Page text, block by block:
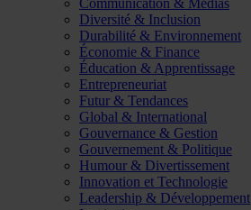
Communication & Médias
Diversité & Inclusion
Durabilité & Environnement
Économie & Finance
Éducation & Apprentissage
Entrepreneuriat
Futur & Tendances
Global & International
Gouvernance & Gestion
Gouvernement & Politique
Humour & Divertissement
Innovation et Technologie
Leadership & Développement